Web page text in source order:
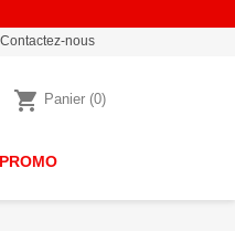
Contactez-nous
shopping_cart Panier (0)
PROMO